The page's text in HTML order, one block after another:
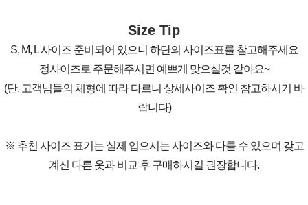
Size Tip
S, M, L 사이즈 준비되어 있으니 하단의 사이즈표를 참고해주세요
정사이즈로 주문해주시면 예쁘게 맞으실것 같아요~
(단, 고객님들의 체형에 따라 다르니 상세사이즈 확인 참고하시기 바
랍니다)
※ 추천 사이즈 표기는 실제 입으시는 사이즈와 다를 수 있으며 갖고
계신 다른 옷과 비교 후 구매하시길 권장합니다.